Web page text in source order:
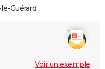
Guérard
Voir un exemple